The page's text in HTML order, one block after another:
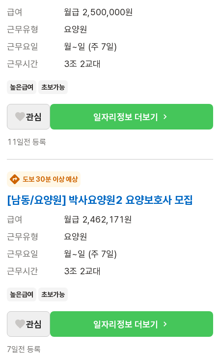
급여
월급 2,500,000원
근무유형
요양원
근무요일
월~일 (주 7일)
근무시간
3조 2교대
높은급여 초보가능
관심 일자리정보 더보기
11일전 등록
도보 30분 이상 예상
[남동/요양원] 박사요양원2 요양보호사 모집
급여
월급 2,462,171원
근무유형
요양원
근무요일
월~일 (주 7일)
근무시간
3조 2교대
높은급여 초보가능
관심 일자리정보 더보기
7일전 등록